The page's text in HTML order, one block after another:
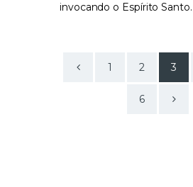
invocando o Espírito Santo.
1 2 3
6